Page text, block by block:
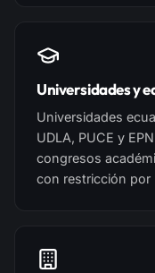
Universidades y
Universidades
UDLA, PUCE y
congresos
con restricción por